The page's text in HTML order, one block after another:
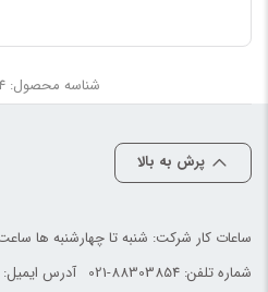
شناسه محصول: 20010834
پرش به بالا
ساعات کار شرکت: شنبه تا چهارشنبه ها ساعت 9 الی 17، پنج شنبه ها 9 الی
شماره تلفن: 021-88303854 آدرس ایمیل: